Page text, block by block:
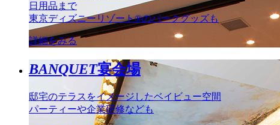
日用品まで
東京ディズニーリゾート®のパークグッズも
詳細をみる
BANQUET宴会場
邸宅のテラスをイメージしたベイビュー空間
パーティーや企業研修なども